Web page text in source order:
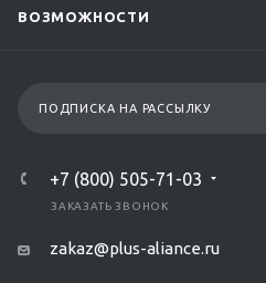
ВОЗМОЖНОСТИ
ПОДПИСКА НА РАССЫЛКУ
+7 (800) 505-71-03
ЗАКАЗАТЬ ЗВОНОК
zakaz@plus-aliance.ru